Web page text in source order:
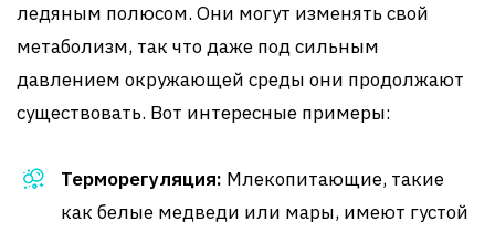
ледяным полюсом. Они могут изменять свой
метаболизм, так что даже под сильным
давлением окружающей среды они продолжают
существовать. Вот интересные примеры:
Терморегуляция: Млекопитающие, такие
как белые медведи или мары, имеют густой